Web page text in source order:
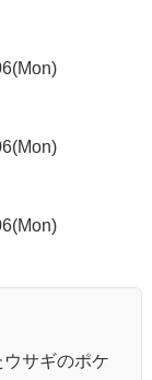
ウサギのポケ